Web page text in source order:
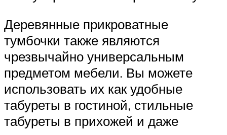
Деревянные прикроватные
тумбочки также являются
чрезвычайно универсальным
предметом мебели. Вы можете
использовать их как удобные
табуреты в гостиной, стильные
табуреты в прихожей и даже